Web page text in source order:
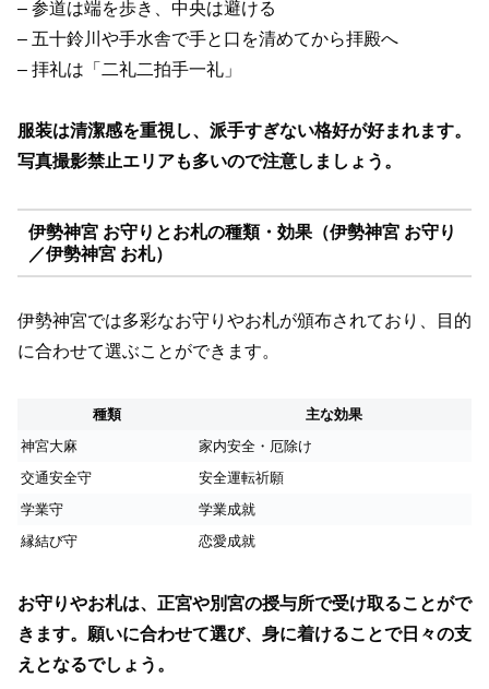
– 参道は端を歩き、中央は避ける
– 五十鈴川や手水舎で手と口を清めてから拝殿へ
– 拝礼は「二礼二拍手一礼」
服装は清潔感を重視し、派手すぎない格好が好まれます。
写真撮影禁止エリアも多いので注意しましょう。
伊勢神宮 お守りとお札の種類・効果（伊勢神宮 お守り
／伊勢神宮 お札）
伊勢神宮では多彩なお守りやお札が頒布されており、目的
に合わせて選ぶことができます。
種類
主な効果
神宮大麻
家内安全・厄除け
交通安全守
安全運転祈願
学業守
学業成就
縁結び守
恋愛成就
お守りやお札は、正宮や別宮の授与所で受け取ることがで
きます。願いに合わせて選び、身に着けることで日々の支
えとなるでしょう。